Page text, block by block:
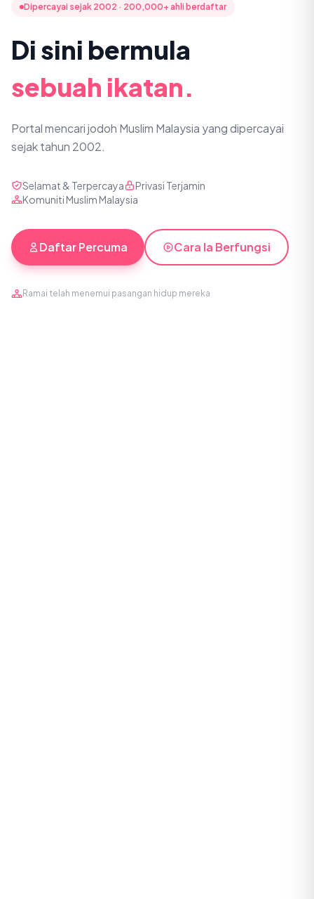
Dipercayai sejak 2002 · 200,000+ ahli berdaftar
Di sini bermula
sebuah ikatan.
Portal mencari jodoh Muslim Malaysia yang dipercayai
sejak tahun 2002.
Selamat & Terpercaya
Privasi Terjamin
Komuniti Muslim Malaysia
Daftar Percuma Cara Ia Berfungsi
Ramai telah menemui pasangan hidup mereka